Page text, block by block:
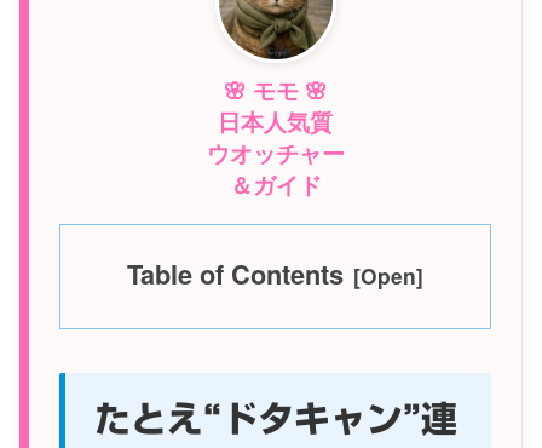
🌸 モモ 🌸
日本人気質
ウオッチャー
＆ガイド
Table of Contents
たとえ“ドタキャン”連